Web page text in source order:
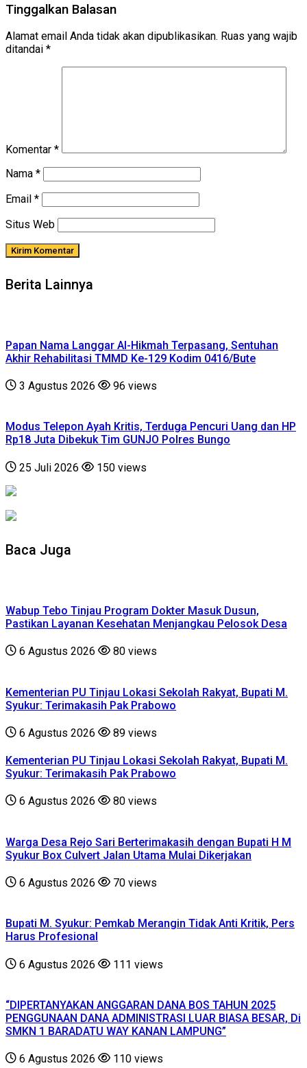
Tinggalkan Balasan
Alamat email Anda tidak akan dipublikasikan. Ruas yang wajib
ditandai *
Komentar *
Nama *
Email *
Situs Web
Berita Lainnya
Papan Nama Langgar Al-Hikmah Terpasang, Sentuhan
Akhir Rehabilitasi TMMD Ke-129 Kodim 0416/Bute
3 Agustus 2026 96 views
Modus Telepon Ayah Kritis, Terduga Pencuri Uang dan HP
Rp18 Juta Dibekuk Tim GUNJO Polres Bungo
25 Juli 2026 150 views
Baca Juga
Wabup Tebo Tinjau Program Dokter Masuk Dusun,
Pastikan Layanan Kesehatan Menjangkau Pelosok Desa
6 Agustus 2026 80 views
Kementerian PU Tinjau Lokasi Sekolah Rakyat, Bupati M.
Syukur: Terimakasih Pak Prabowo
6 Agustus 2026 89 views
Kementerian PU Tinjau Lokasi Sekolah Rakyat, Bupati M.
Syukur: Terimakasih Pak Prabowo
6 Agustus 2026 80 views
Warga Desa Rejo Sari Berterimakasih dengan Bupati H M
Syukur Box Culvert Jalan Utama Mulai Dikerjakan
6 Agustus 2026 70 views
Bupati M. Syukur: Pemkab Merangin Tidak Anti Kritik, Pers
Harus Profesional
6 Agustus 2026 111 views
“DIPERTANYAKAN ANGGARAN DANA BOS TAHUN 2025
PENGGUNAAN DANA ADMINISTRASI LUAR BIASA BESAR, Di
SMKN 1 BARADATU WAY KANAN LAMPUNG”
6 Agustus 2026 110 views